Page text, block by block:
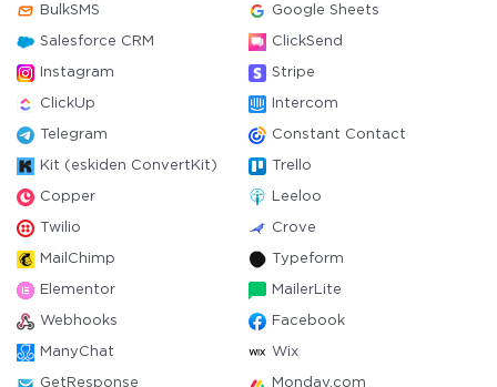
BulkSMS Google Sheets
Salesforce CRM ClickSend
Instagram Stripe
ClickUp Intercom
Telegram Constant Contact
Kit (eskiden ConvertKit) Trello
Copper Leeloo
Twilio Crove
MailChimp Typeform
Elementor MailerLite
Webhooks Facebook
ManyChat Wix
GetResponse Monday.com